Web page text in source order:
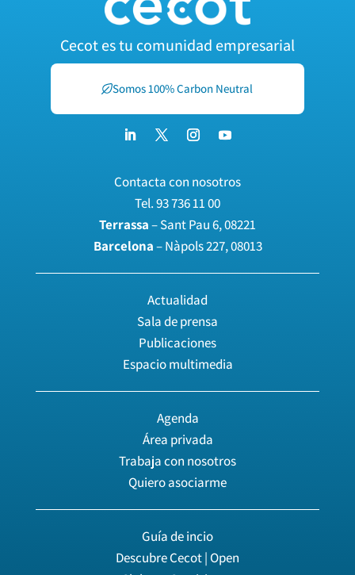
Cecot es tu comunidad empresarial
Somos 100% Carbon Neutral
Contacta con nosotros
Tel.93 736 11 00
Terrassa– Sant Pau 6, 08221
Barcelona– Nàpols 227, 08013
Actualidad
Sala de prensa
Publicaciones
Espacio multimedia
Agenda
Área privada
Trabaja con nosotros
Quiero asociarme
Guía de incio
Descubre Cecot | Open